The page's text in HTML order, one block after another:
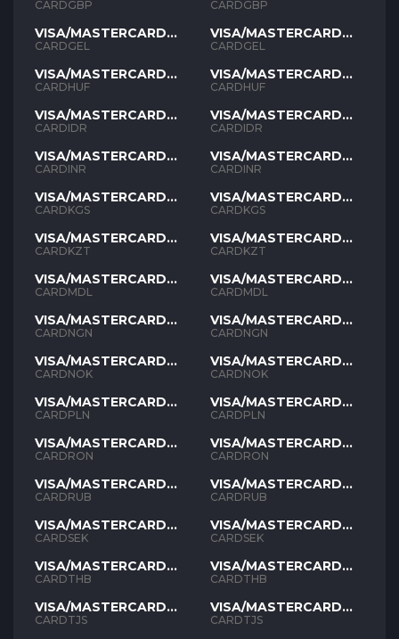
GBP
CARDGBP
VISA/MASTERCARD
GEL
CARDGEL
VISA/MASTERCARD
HUF
CARDHUF
VISA/MASTERCARD
IDR
CARDIDR
VISA/MASTERCARD
INR
CARDINR
VISA/MASTERCARD
KGS
CARDKGS
VISA/MASTERCARD
KZT
CARDKZT
VISA/MASTERCARD
MDL
CARDMDL
VISA/MASTERCARD
NGN
CARDNGN
VISA/MASTERCARD
NOK
CARDNOK
VISA/MASTERCARD
PLN
CARDPLN
VISA/MASTERCARD
RON
CARDRON
VISA/MASTERCARD
RUB
CARDRUB
VISA/MASTERCARD
SEK
CARDSEK
VISA/MASTERCARD
THB
CARDTHB
VISA/MASTERCARD
TJS
CARDTJS
GBP
CARDGBP
VISA/MASTERCARD
GEL
CARDGEL
VISA/MASTERCARD
HUF
CARDHUF
VISA/MASTERCARD
IDR
CARDIDR
VISA/MASTERCARD
INR
CARDINR
VISA/MASTERCARD
KGS
CARDKGS
VISA/MASTERCARD
KZT
CARDKZT
VISA/MASTERCARD
MDL
CARDMDL
VISA/MASTERCARD
NGN
CARDNGN
VISA/MASTERCARD
NOK
CARDNOK
VISA/MASTERCARD
PLN
CARDPLN
VISA/MASTERCARD
RON
CARDRON
VISA/MASTERCARD
RUB
CARDRUB
VISA/MASTERCARD
SEK
CARDSEK
VISA/MASTERCARD
THB
CARDTHB
VISA/MASTERCARD
TJS
CARDTJS